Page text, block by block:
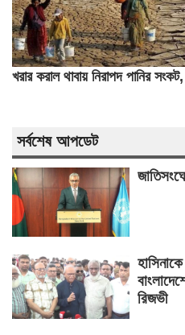
খরার করাল থাবায় নিরাপদ পানির
সর্বশেষ আপডেট
রিজভী